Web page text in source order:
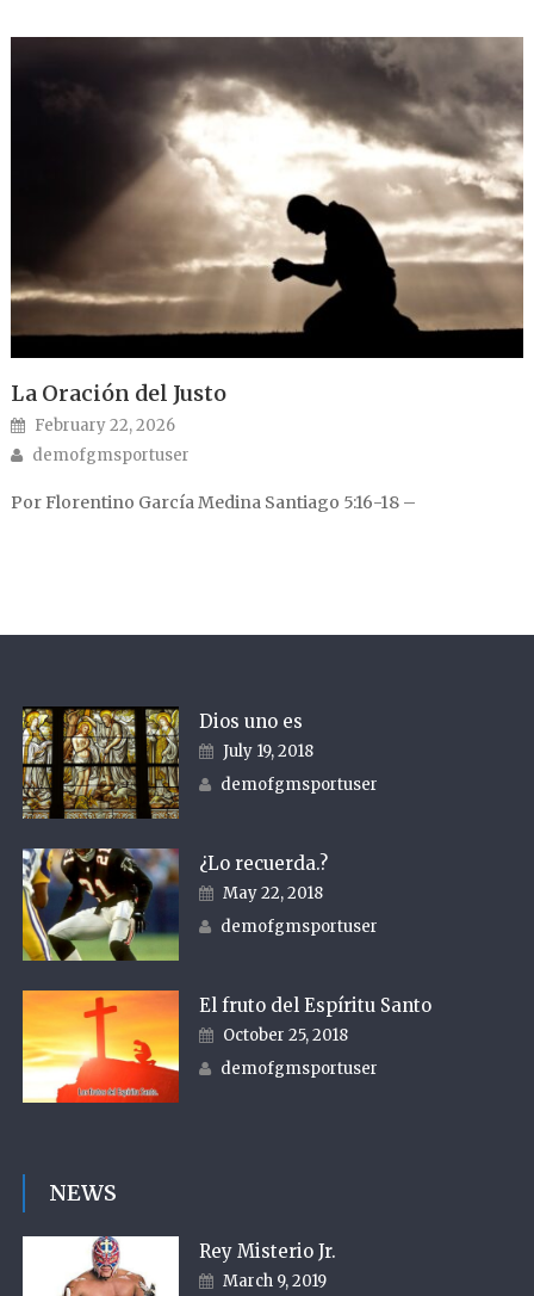
La Oración del Justo
Posted on
February 22, 2026
Author
demofgmsportuser
Por Florentino García Medina Santiago 5:16-18 –
Dios uno es
Posted on
July 19, 2018
Author
demofgmsportuser
¿Lo recuerda.?
Posted on
May 22, 2018
Author
demofgmsportuser
El fruto del Espíritu Santo
Posted on
October 25, 2018
Author
demofgmsportuser
NEWS
Rey Misterio Jr.
Posted on
March 9, 2019